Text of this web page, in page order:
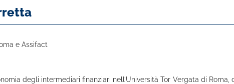
e Assifact
degli intermediari finanziari nell’Università Tor Vergata di